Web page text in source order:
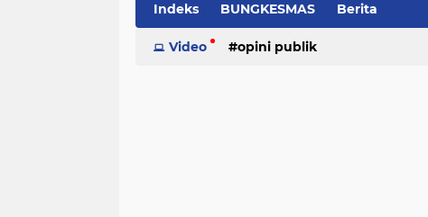
Indeks BUNGKESMAS Berita
Budaya Covid-19 Donor Darah
Video opini publik